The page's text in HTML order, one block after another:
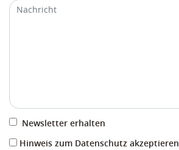
Newsletter erhalten
Hinweis zum Datenschutz akzeptieren